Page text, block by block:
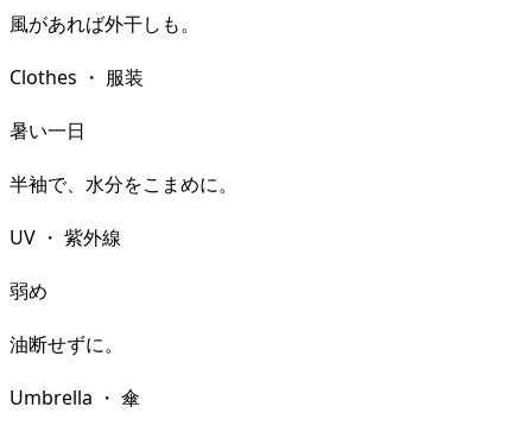
風があれば外干しも。
Clothes ・ 服装
暑い一日
半袖で、水分をこまめに。
UV ・ 紫外線
弱め
油断せずに。
Umbrella ・ 傘